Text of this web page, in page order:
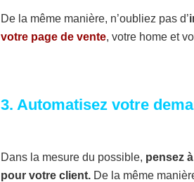
De la même manière, n’oubliez pas d’
votre page de vente, votre home et
3. Automatisez votre
Dans la mesure du possible, pensez
pour votre client. De la même